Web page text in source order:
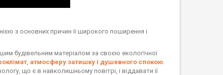
з основних причин її широкого поширення і
будівельним матеріалом за своєю екологічної
, атмосферу затишку і душевного спокою.
що є в навколишньому повітрі, і віддавати її